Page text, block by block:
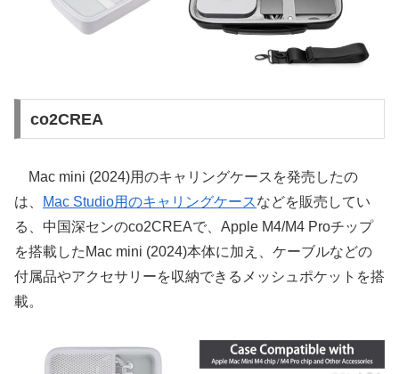
co2CREA
Mac mini (2024)用のキャリングケースを発売したの
は、
Mac Studio用のキャリングケースなどを販売してい
る、中国深センのco2CREAで、Apple M4/M4 Proチップ
を搭載したMac mini (2024)本体に加え、ケーブルなどの
付属品やアクセサリーを収納できるメッシュポケットを搭
載。